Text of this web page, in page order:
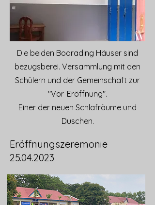
Die beiden Boarading Häuser sind
bezugsberei. Versammlung mit den
Schülern und der Gemeinschaft zur
"Vor-Eröffnung".
Einer der neuen Schlafräume und
Duschen.
Eröffnungszeremonie
25.04.2023